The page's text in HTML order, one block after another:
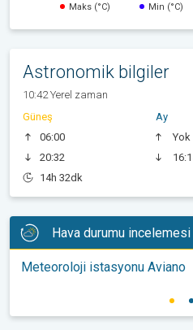
Maks (°C) Min (°C)
Astronomik bilgiler
10:42 Yerel zaman
Güneş
06:00
20:32
14h 32dk
Ay
Yok
Hava durumu incelemesi
Meteoroloji istasyonu Aviano